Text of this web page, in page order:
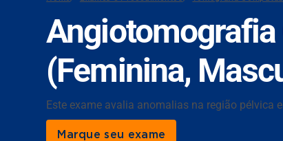
Angiotomografia
(Feminina,
Este exame avalia anomalias na região pélvica
Marque seu exame